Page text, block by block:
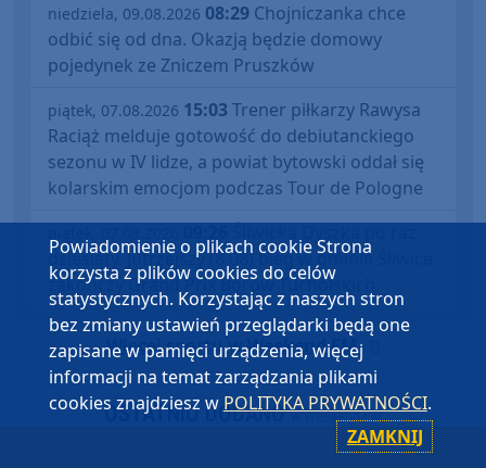
niedziela, 09.08.2026 08:29 Chojniczanka chce
odbić się od dna. Okazją będzie domowy
pojedynek ze Zniczem Pruszków
piątek, 07.08.2026 15:03Trener piłkarzy Rawysa
Raciąż melduje gotowość do debiutanckiego
sezonu w IV lidze, a powiat bytowski oddał się
kolarskim emocjom podczas Tour de Pologne
dziesiąty. Jutrzejszy (8.08) bieg w gminie Śliwice
zakończy Grand Prix Borów Tucholskich
Więcej sportu w Weekend FM
OSTATNIO DODANOw Weekend FM
Powiadomienie o plikach cookie Strona
korzysta z plików cookies do celów
statystycznych. Korzystając z naszych stron
bez zmiany ustawień przeglądarki będą one
zapisane w pamięci urządzenia, więcej
informacji na temat zarządzania plikami
cookies znajdziesz w POLITYKA PRYWATNOŚCI.
ZAMKNIJ